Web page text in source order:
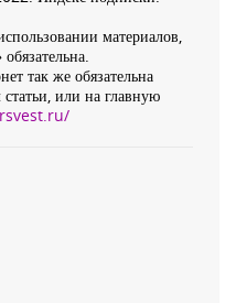
материалов,
так же обязательна
или на главную